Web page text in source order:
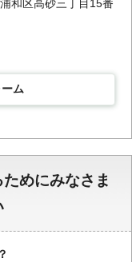
和区高砂三丁目15番
ム
めにみなさま